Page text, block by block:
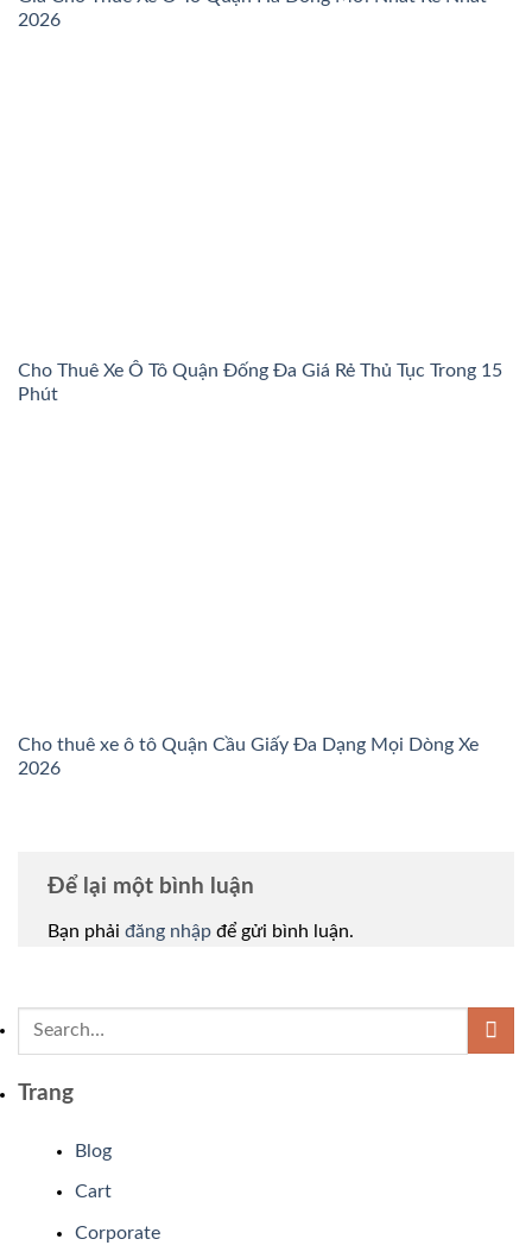
2026
Cho Thuê Xe Ô Tô Quận Đống Đa Giá Rẻ Thủ Tục Trong 15
Phút
Cho thuê xe ô tô Quận Cầu Giấy Đa Dạng Mọi Dòng Xe
2026
Để lại một bình luận
Bạn phải đăng nhập để gửi bình luận.
Trang
Blog
Cart
Corporate